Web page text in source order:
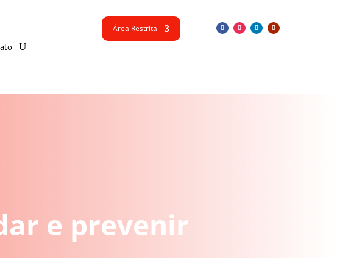
Área Restrita
e prevenir